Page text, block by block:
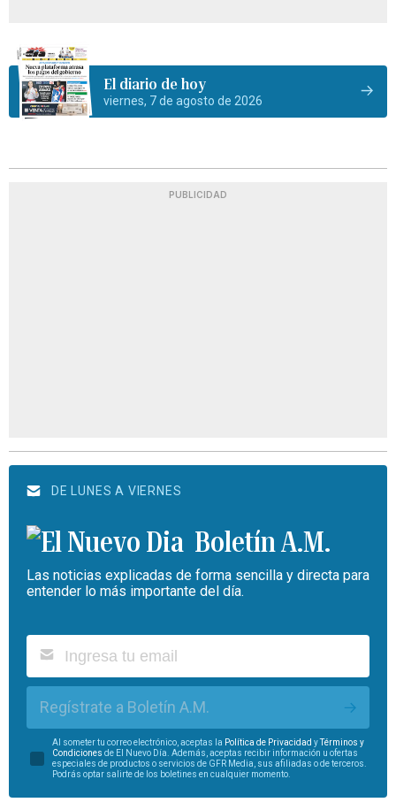
El diario de hoy
viernes, 7 de agosto de 2026
PUBLICIDAD
DE LUNES A VIERNES
Boletín A.M.
Las noticias explicadas de forma sencilla y directa para
entender lo más importante del día.
Regístrate a Boletín A.M.
Al someter tu correo electrónico, aceptas la Política de Privacidad y
Términos y
Condiciones de El Nuevo Día. Además, aceptas recibir información u ofertas
especiales de productos o servicios de GFR Media, sus afiliadas o de terceros.
Podrás optar salirte de los boletines en cualquier momento.